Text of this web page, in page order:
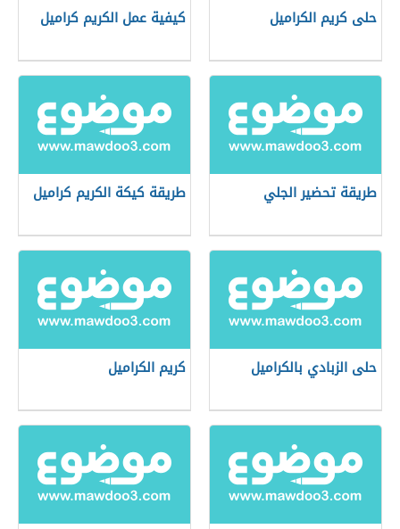
حلى كريم الكراميل كيفية عمل الكريم كراميل
طريقة تحضير الجلي طريقة كيكة الكريم كراميل
حلى الزبادي بالكراميل كريم الكراميل